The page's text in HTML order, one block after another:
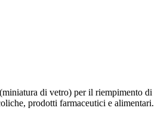
di vetro) per il riempimento di
prodotti farmaceutici e alimentari.